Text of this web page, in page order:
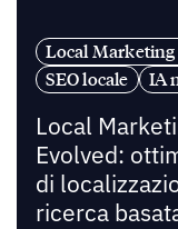
Local Marketing
SEO locale
IA
Local
Evolved:
di
ricerca